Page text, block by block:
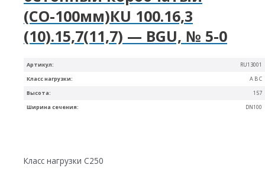
Артикул: RU13001
Ширина сечения: DN100
Высота: 157
Класс нагрузки: A B C
(СО-100мм)КU 100.16,3
(10).15,7(11,7) — BGU, № 5-0
Класс нагрузки C250